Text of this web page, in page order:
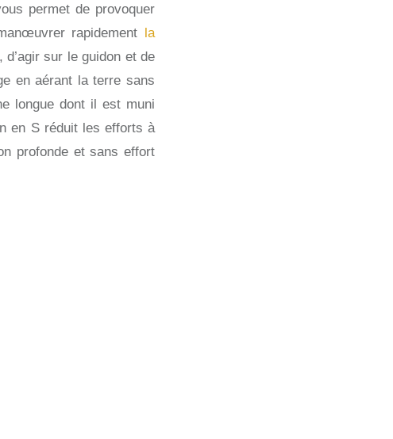
permet de provoquer
rapidement la
sur le guidon et de
en aérant la terre sans
longue dont il est muni
en S réduit les efforts à
profonde et sans effort